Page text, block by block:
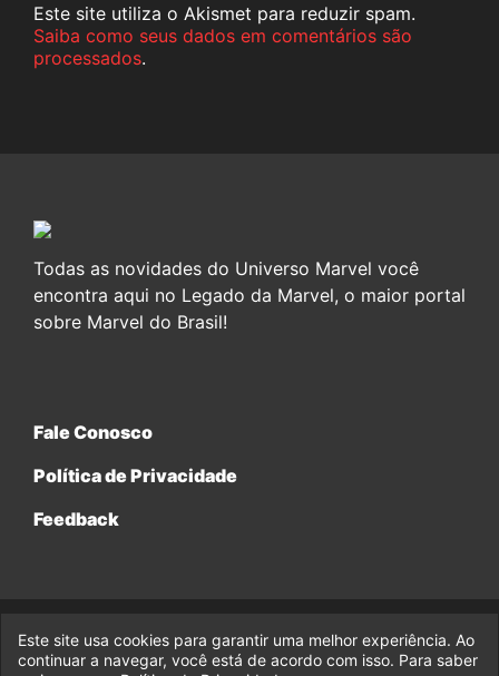
Este site utiliza o Akismet para reduzir spam.
Saiba como seus dados em comentários são
processados.
Todas as novidades do Universo Marvel você
encontra aqui no Legado da Marvel, o maior portal
sobre Marvel do Brasil!
Fale Conosco
Política de Privacidade
Feedback
© 2017-2026 Legado da Marvel, uma empresa da Legado
Enterprises.
Este site usa cookies para garantir uma melhor experiência. Ao
continuar a navegar, você está de acordo com isso. Para saber